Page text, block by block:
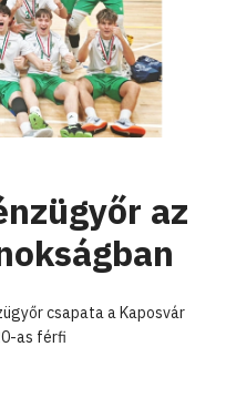
az
csapata a Kaposvár
as férfi